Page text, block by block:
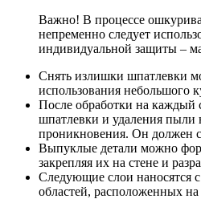
Важно! В процессе
непременно следует
индивидуальной защиты –
Снять излишки шпатлевки
использования небольшого
После обработки на каждый
шпатлевки и удаления пыли
проникновения. Он должен
Выпуклые детали можно
закрепляя их на стене и
Следующие слои наносятся
областей, расположенных